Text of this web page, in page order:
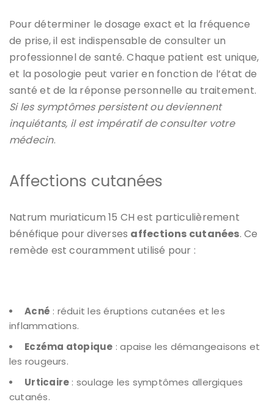
Pour déterminer le dosage exact et la fréquence
de prise, il est indispensable de consulter un
professionnel de santé. Chaque patient est unique,
et la posologie peut varier en fonction de l’état de
santé et de la réponse personnelle au traitement.
Si les symptômes persistent ou deviennent
inquiétants, il est impératif de consulter votre
médecin.
Affections cutanées
Natrum muriaticum 15 CH est particulièrement
bénéfique pour diverses affections cutanées. Ce
remède est couramment utilisé pour :
Acné : réduit les éruptions cutanées et les
inflammations.
Eczéma atopique : apaise les démangeaisons et
les rougeurs.
Urticaire : soulage les symptômes allergiques
cutanés.